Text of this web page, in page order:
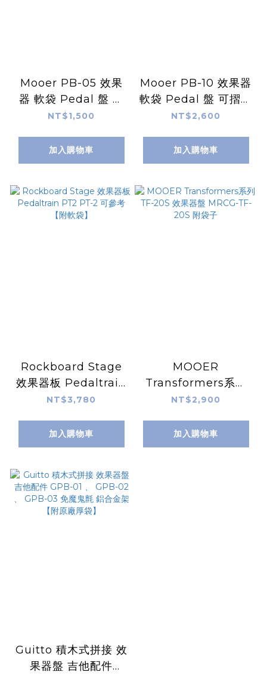
Mooer PB-05 效果
器 軟袋 Pedal 盤 效
果器盤
NT$1,500
加入購物車
Mooer PB-10 效果器
軟袋 Pedal 盤 可摺疊
效果器盤
NT$2,600
加入購物車
Rockboard Stage
效果器板 Pedaltrain
PT2 PT-2 可參考【附
NT$3,780
加入購物車
MOOER
Transformers系列
TF-20S 效果器盤
子
NT$2,900
加入購物車
Guitto 積木式拼接 效
果器盤 吉他配件